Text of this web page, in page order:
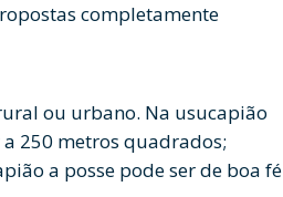
completamente
ou urbano. Na usucapião
250 metros quadrados;
a posse pode ser de boa fé